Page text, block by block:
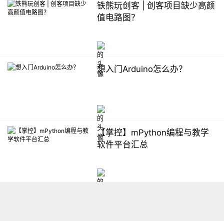
铁熊玩创客 | 创客项目缺少高颜
值电路图？
想入门Arduino怎么办？
【掌控】mPython编程与教学
软件平台汇总